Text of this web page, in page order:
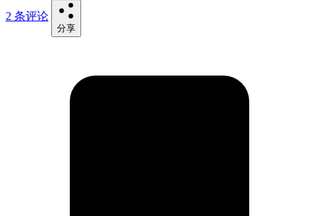
2 条评论
分享